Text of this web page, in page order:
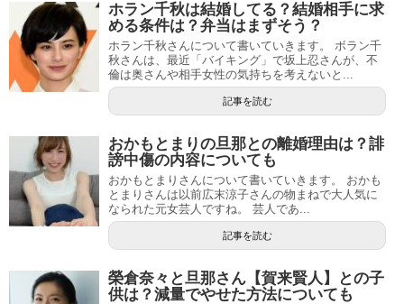
ホラン千秋は結婚してる？結婚相手に求
める条件は？弁当はまずそう？
ホラン千秋さんについて書いていきます。 ボラン千
秋さんは、最近「バイキング」で坂上忍さんが、不
倫は奥さんや相手女性の気持ちを考えないと...
記事を読む
おかもとまりの旦那との離婚理由は？誹
謗中傷の内容についても
おかもとまりさんについて書いていきます。 おかも
とまりさんは以前広末涼子さんの物まねで大人気に
なられた元女芸人ですね。 芸人であ...
記事を読む
榮倉奈々と旦那さん【賀来賢人】との子
供は？減量でやせた方法についても